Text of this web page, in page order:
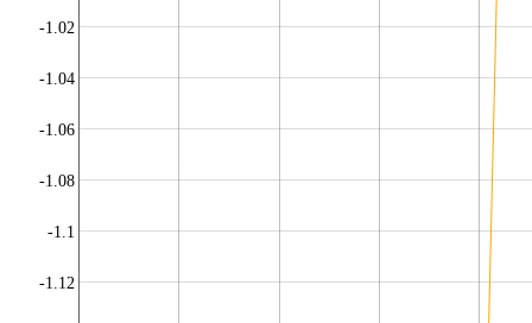
-1.12
-1.1
-1.08
-1.06
-1.04
-1.02